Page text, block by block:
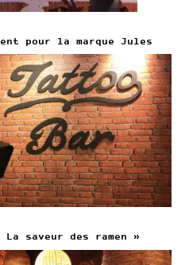
pour la marque Jules
saveur des ramen »